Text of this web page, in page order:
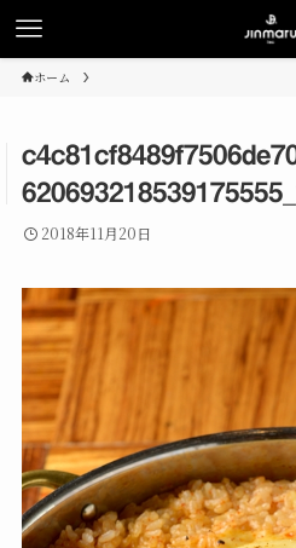
ホーム
2018年11月20日